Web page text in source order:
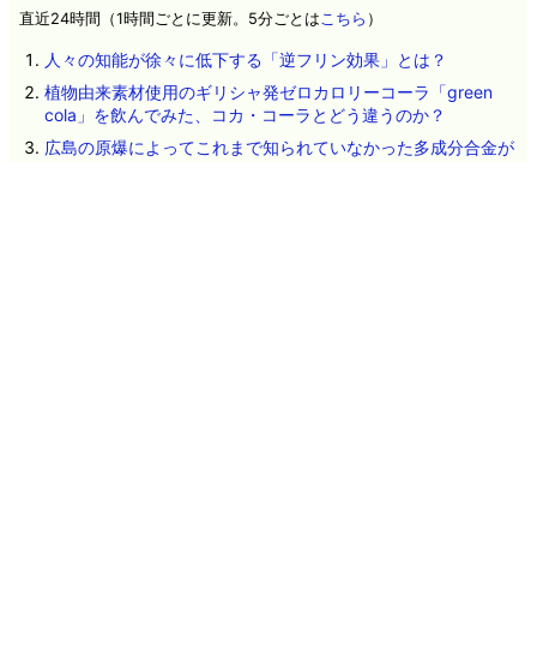
直近24時間（1時間ごとに更新。5分ごとはこちら ）
人々の知能が徐々に低下する「逆フリン効果」とは？
植物由来素材使用のギリシャ発ゼロカロリーコーラ「green
cola」を飲んでみた、コカ・コーラとどう違うのか？
広島の原爆によってこれまで知られていなかった多成分合金が